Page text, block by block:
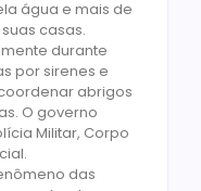
água e mais de
casas.
durante
por sirenes e
abrigos
O governo
Militar, Corpo
das